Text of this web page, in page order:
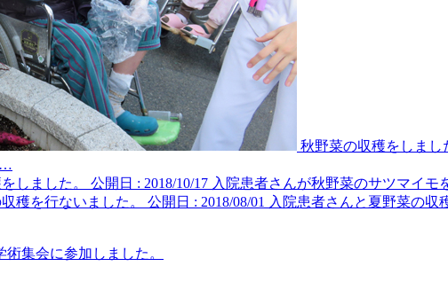
秋野菜の収穫をしまし
…
しました。
公開日 : 2018/10/17 入院患者さんが秋野菜のサツマイ
穫を行ないました。
公開日 : 2018/08/01 入院患者さんと夏野菜の
集会に参加しました。